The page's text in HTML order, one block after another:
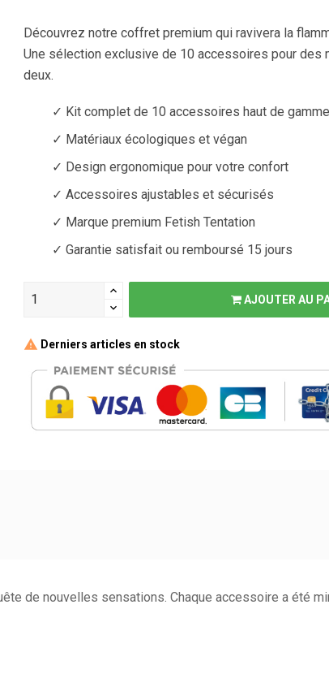
Découvrez notre coffret premium qui ravivera la
Une sélection exclusive de 10 accessoires pour des
deux.
✓ Kit complet de 10 accessoires haut de gamme
✓ Matériaux écologiques et végan
✓ Design ergonomique pour votre confort
✓ Accessoires ajustables et sécurisés
✓ Marque premium Fetish Tentation
✓ Garantie satisfait ou remboursé 15 jours
AJOUTER AU
Derniers articles en stock
de nouvelles sensations. Chaque accessoire a été